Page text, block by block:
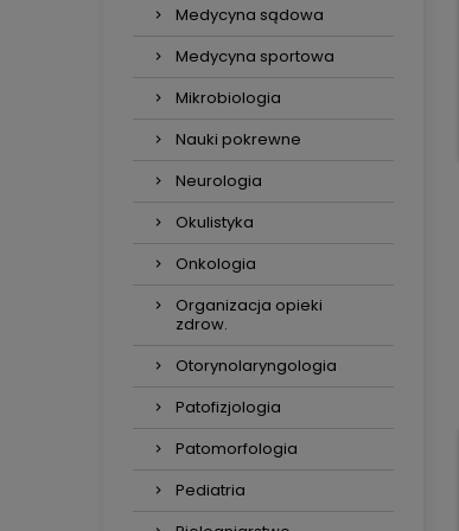
Medycyna sądowa
Medycyna sportowa
Mikrobiologia
Nauki pokrewne
Neurologia
Okulistyka
Onkologia
Organizacja opieki
zdrow.
Otorynolaryngologia
Patofizjologia
Patomorfologia
Pediatria